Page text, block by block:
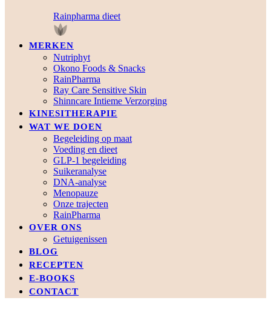
Rainpharma dieet
MERKEN
Nutriphyt
Okono Foods & Snacks
RainPharma
Ray Care Sensitive Skin
Shinncare Intieme Verzorging
KINESITHERAPIE
WAT WE DOEN
Begeleiding op maat
Voeding en dieet
GLP-1 begeleiding
Suikeranalyse
DNA-analyse
Menopauze
Onze trajecten
RainPharma
OVER ONS
Getuigenissen
BLOG
RECEPTEN
E-BOOKS
CONTACT